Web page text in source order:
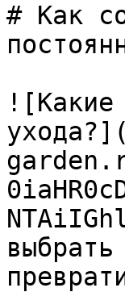
# Как
![Какие